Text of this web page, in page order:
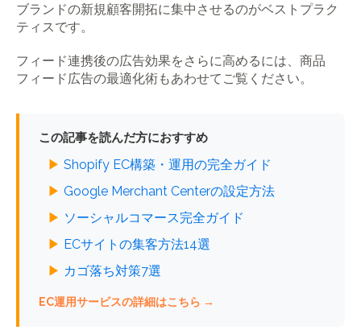
ブランドの新規顧客開拓に集中させるのがベストプラク
ティスです。
フィード連携後の広告効果をさらに高めるには、商品
フィード広告の最適化術もあわせてご覧ください。
この記事を読んだ方におすすめ
▶ Shopify EC構築・運用の完全ガイド
▶ Google Merchant Centerの設定方法
▶ ソーシャルコマース完全ガイド
▶ ECサイトの集客方法14選
▶ カゴ落ち対策7選
EC運用サービスの詳細はこちら →